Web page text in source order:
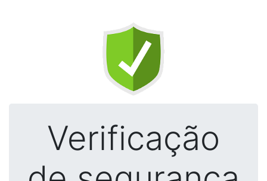
Verificação